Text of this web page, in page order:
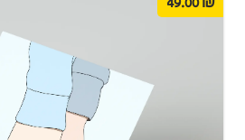
₪
49.00